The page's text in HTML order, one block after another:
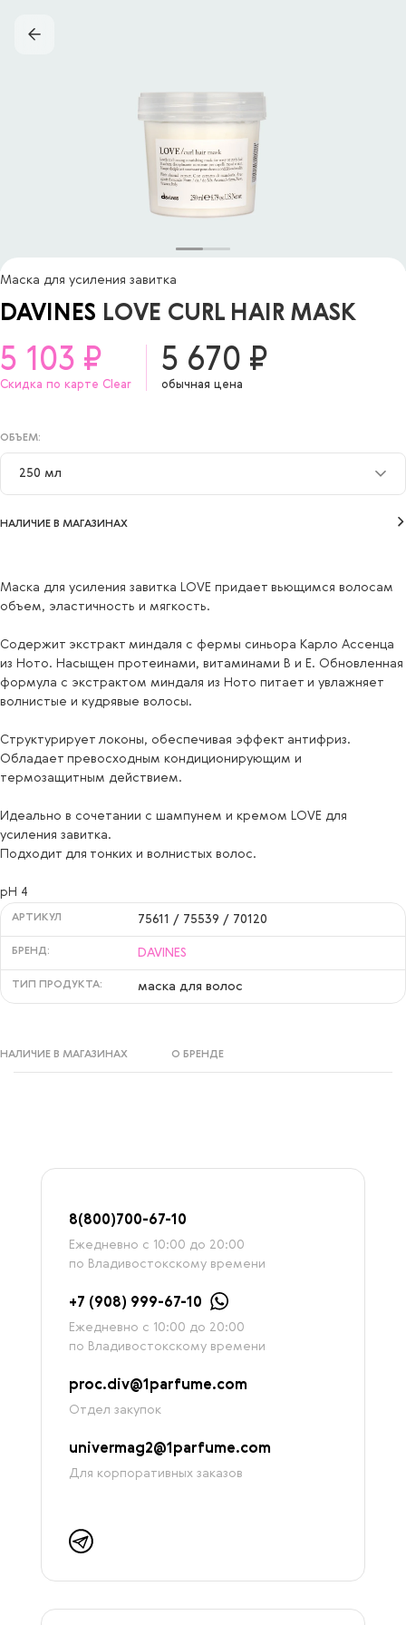
Маска для усиления завитка
DAVINES LOVE CURL HAIR MASK
ОБЪЕМ:
250 мл
250 мл
5 103 ₽
Скидка по карте Clear
5 670 ₽
обычная цена
НАЛИЧИЕ В МАГАЗИНАХ
Маска для усиления завитка LOVE придает вьющимся волосам
объем, эластичность и мягкость.
Содержит экстракт миндаля с фермы синьора Карло Ассенца
из Ното. Насыщен протеинами, витаминами В и Е. Обновленная
формула с экстрактом миндаля из Ното питает и увлажняет
волнистые и кудрявые волосы.
Структурирует локоны, обеспечивая эффект антифриз.
Обладает превосходным кондиционирующим и
термозащитным действием.
Идеально в сочетании с шампунем и кремом LOVE для
усиления завитка.
Подходит для тонких и волнистых волос.
pH 4
АРТИКУЛ 75611 / 75539 / 70120
БРЕНД: DAVINES
ТИП ПРОДУКТА: маска для волос
НАЛИЧИЕ В МАГАЗИНАХ О БРЕНДЕ
8(800)700-67-10
Ежедневно с 10:00 до 20:00
по Владивостокскому времени
+7 (908) 999-67-10
Ежедневно с 10:00 до 20:00
по Владивостокскому времени
proc.div@1parfume.com
Отдел закупок
univermag2@1parfume.com
Для корпоративных заказов